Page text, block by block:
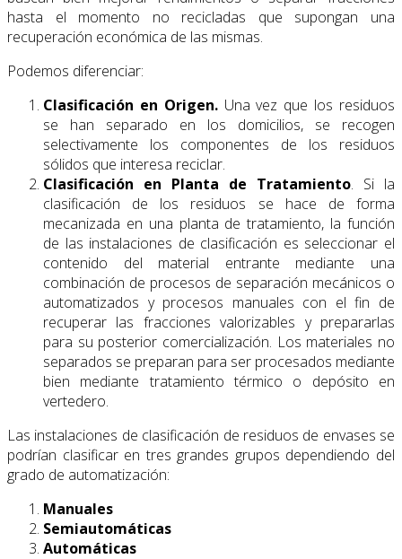
hasta el momento no recicladas que supongan una
recuperación económica de las mismas.
Podemos diferenciar:
Clasificación en Origen. Una vez que los residuos
se han separado en los domicilios, se recogen
selectivamente los componentes de los residuos
sólidos que interesa reciclar.
Clasificación en Planta de Tratamiento. Si la
clasificación de los residuos se hace de forma
mecanizada en una planta de tratamiento, la función
de las instalaciones de clasificación es seleccionar el
contenido del material entrante mediante una
combinación de procesos de separación mecánicos o
automatizados y procesos manuales con el fin de
recuperar las fracciones valorizables y prepararlas
para su posterior comercialización. Los materiales no
separados se preparan para ser procesados mediante
bien mediante tratamiento térmico o depósito en
vertedero.
Las instalaciones de clasificación de residuos de envases se
podrían clasificar en tres grandes grupos dependiendo del
grado de automatización:
Manuales
Semiautomáticas
Automáticas